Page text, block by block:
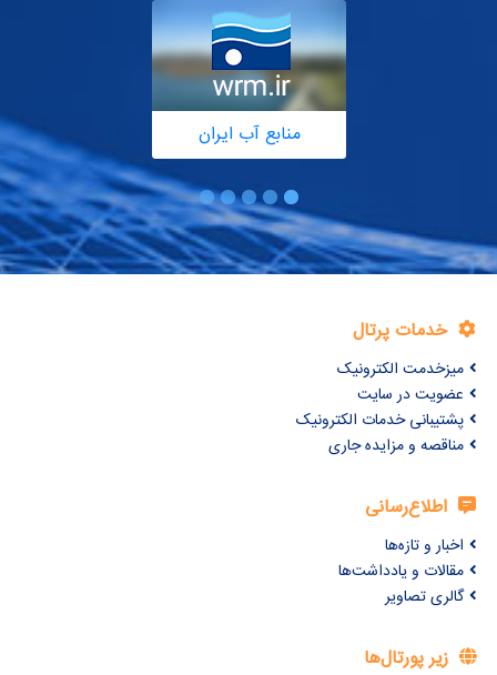
منابع آب ایران
خدمات پرتال
میزخدمت الکترونیک
عضویت در سایت
پشتیبانی خدمات الکترونیک
مناقصه و مزایده جاری
اطلاع‌رسانی
اخبار و تازه‌ها
مقالات و یادداشت‌ها
گالری تصاویر
زیر پورتال‌ها